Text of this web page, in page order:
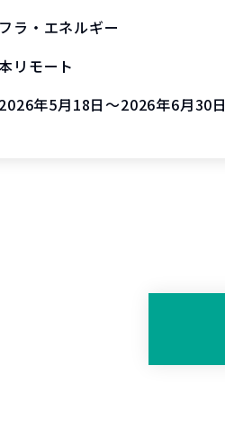
ラ・エネルギー
リモート
2026年5月18日～2026年6月30日